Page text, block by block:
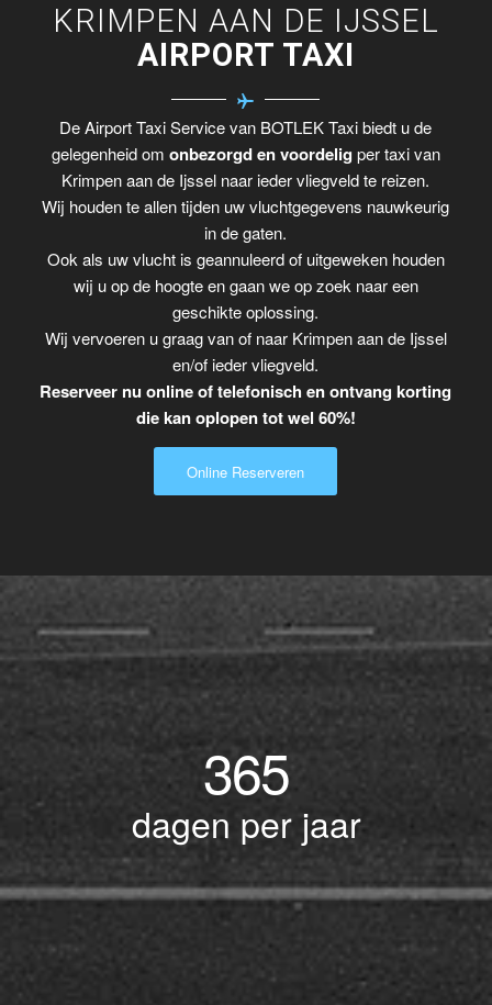
KRIMPEN AAN DE IJSSEL
AIRPORT TAXI
De Airport Taxi Service van BOTLEK Taxi biedt u de
gelegenheid om onbezorgd en voordelig per taxi van
Krimpen aan de Ijssel naar ieder vliegveld te reizen.
Wij houden te allen tijden uw vluchtgegevens nauwkeurig
in de gaten.
Ook als uw vlucht is geannuleerd of uitgeweken houden
wij u op de hoogte en gaan we op zoek naar een
geschikte oplossing.
Wij vervoeren u graag van of naar Krimpen aan de Ijssel
en/of ieder vliegveld.
Reserveer nu online of telefonisch en ontvang korting
die kan oplopen tot wel 60%!
Online Reserveren
365
dagen per jaar